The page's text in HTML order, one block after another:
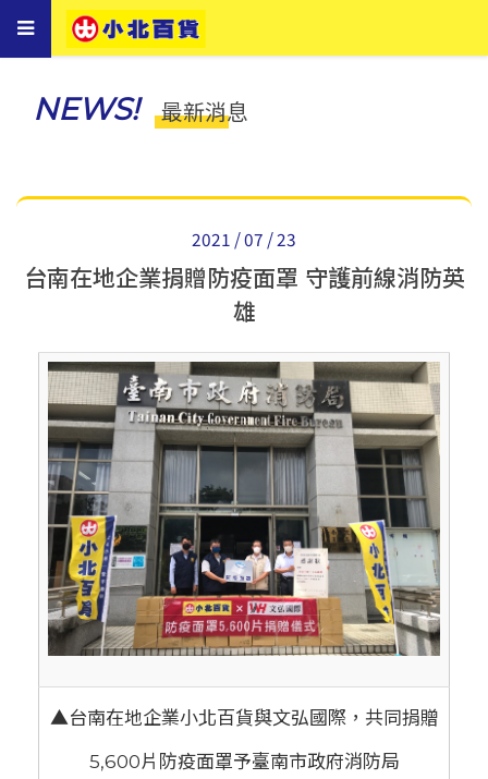
Toggle
navigation
NEWS! 最新消息
2021 / 07 / 23
台南在地企業捐贈防疫面罩 守護前線消防英
雄
▲台南在地企業小北百貨與文弘國際，共同捐贈
5,600片防疫面罩予臺南市政府消防局